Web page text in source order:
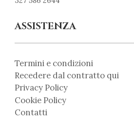
ASSISTENZA
Termini e condizioni
Recedere dal contratto qui
Privacy Policy
Cookie Policy
Contatti